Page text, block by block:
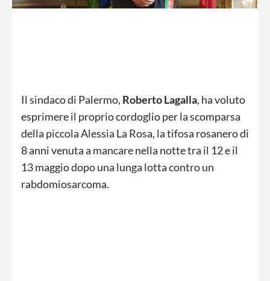
Il sindaco di Palermo, Roberto Lagalla, ha voluto
esprimere il proprio cordoglio per la scomparsa
della piccola Alessia La Rosa, la tifosa rosanero di
8 anni venuta a mancare nella notte tra il 12 e il
13 maggio dopo una lunga lotta contro un
rabdomiosarcoma.